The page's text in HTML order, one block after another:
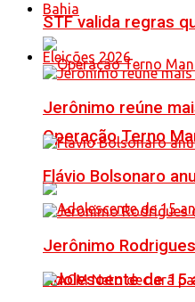
Bahia
Operação Terno
Adolescente de 15
STF valida regras
Eleições 2026
Jerônimo reúne
Flávio Bolsonaro
Jerônimo